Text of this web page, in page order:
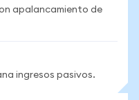
apalancamiento de
ingresos pasivos.